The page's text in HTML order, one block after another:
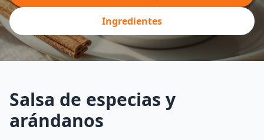
Ingredientes
Salsa de especias y
arándanos